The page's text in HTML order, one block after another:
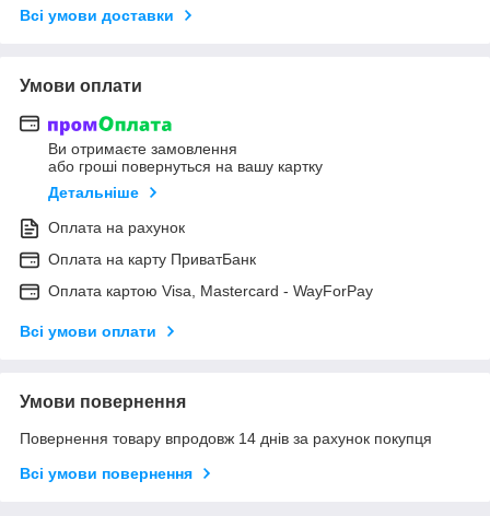
Всі умови доставки
Умови оплати
Ви отримаєте замовлення
або гроші повернуться на вашу картку
Детальніше
Оплата на рахунок
Оплата на карту ПриватБанк
Оплата картою Visa, Mastercard - WayForPay
Всі умови оплати
Умови повернення
Повернення товару впродовж 14 днів за рахунок покупця
Всі умови повернення